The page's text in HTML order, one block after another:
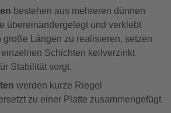
bestehen aus mehreren dünnen
übereinandergelegt und verklebt
große Längen zu realisieren, setzen
Schichten keilverzinkt
Stabilität sorgt.
werden kurze Riegel
zu einer Platte zusammengefügt